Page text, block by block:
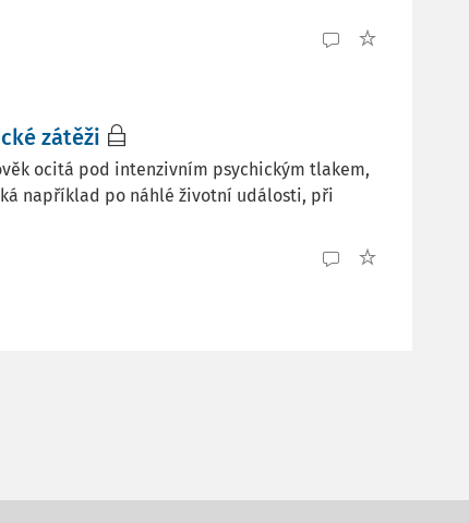
zátěži
ocitá pod intenzivním psychickým tlakem,
například po náhlé životní události, při